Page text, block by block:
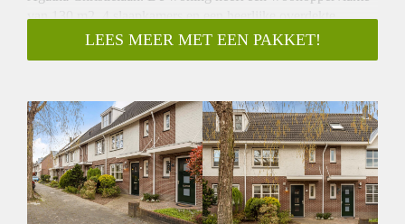
van 130 m2, 4 slaapkamers en een heerlijke overdekte
veranda/serre!
Indeling:
natuurstenen tegelvloer. Open luxe keuken voorzien van alle
benodigde apparatuur en een vaatwasser.
Prachtige overkapping aan de achterzijde van de woning!
1e Etage:
3 Slaapkamers allemaal met laminaatvloer en 1 met toegang
tot een Frans balkon. Luxe badkamer met inloopdouche
LEES MEER MET EEN PAKKET!